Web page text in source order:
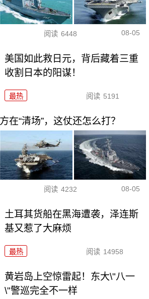
阅读 6448 08-05
美国如此救日元，背后藏着三重
收割日本的阳谋！
最热 阅读 5191
在“清场”，这仗还怎么打？
阅读 4232 08-05
土耳其货船在黑海遭袭，泽连斯
基又惹了大麻烦
最热 阅读 14958
黄岩岛上空惊雷起！东大\"八一
\"警巡完全不一样